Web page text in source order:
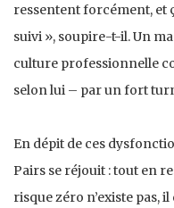
ressentent forcément, et
suivi », soupire-t-il. Un
culture professionnelle
selon lui – par un fort
En dépit de ces
Pairs se réjouit : tout en
risque zéro n’existe pas,